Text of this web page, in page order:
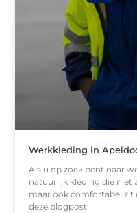
Werkkleding in
Als u op zoek bent naar
natuurlijk kleding die niet
maar ook comfortabel zit
deze blogpost